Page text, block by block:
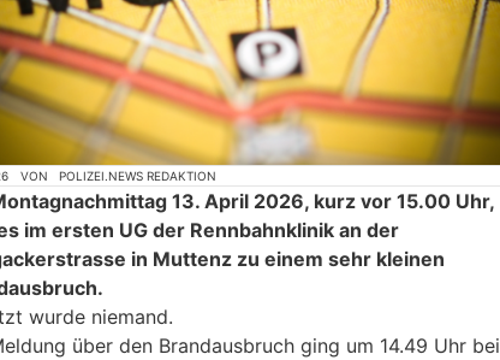
VON POLIZEI.NEWS REDAKTION
13. April 2026, kurz vor 15.00 Uhr,
im ersten UG der Rennbahnklinik an der
in Muttenz zu einem sehr kleinen
wurde niemand.
über den Brandausbruch ging um 14.49 Uhr bei